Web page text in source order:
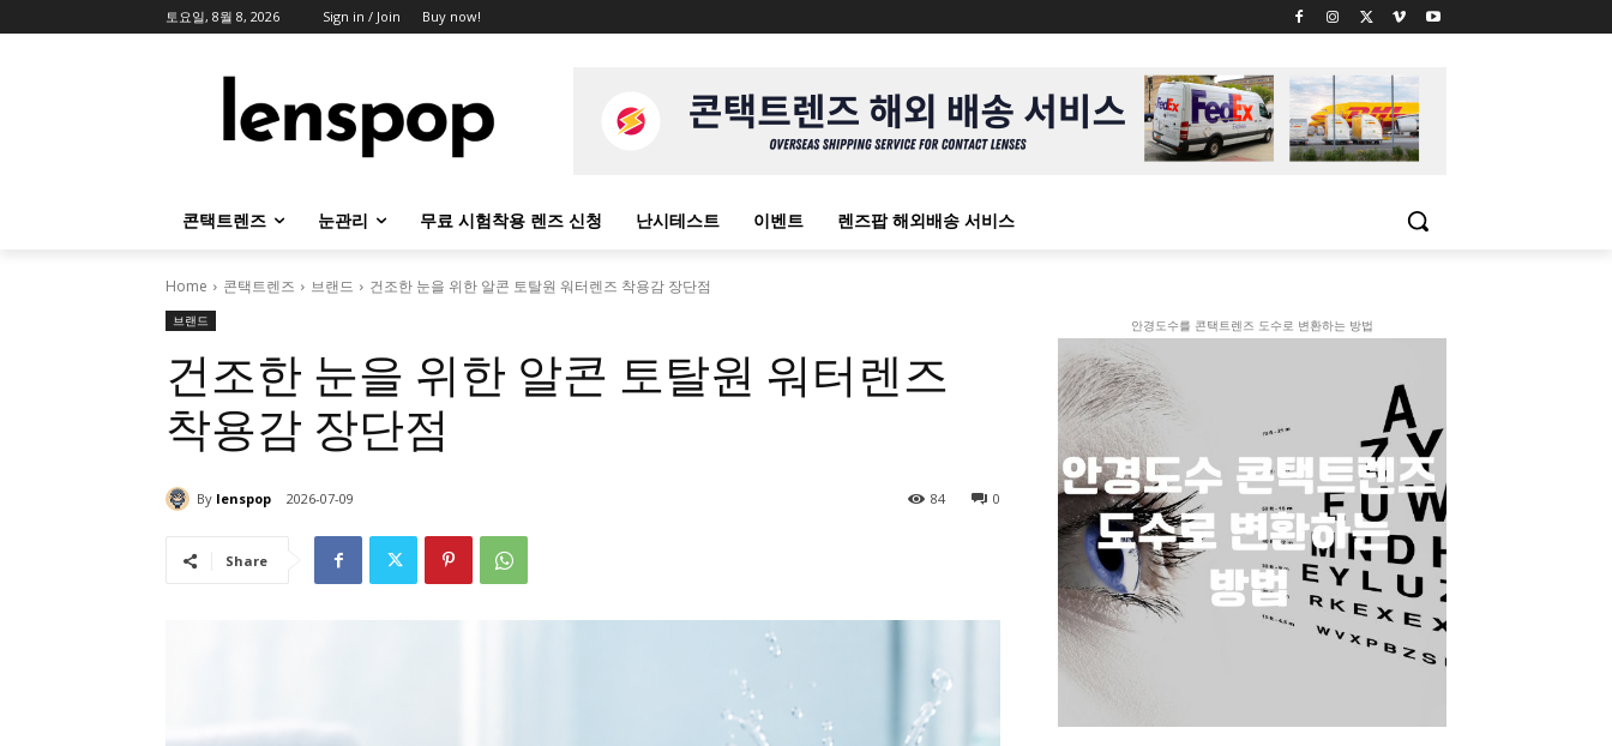
토요일, 8월 8, 2026 Sign in / Join Buy now!
콘택트렌즈 눈관리 무료 시험착용 렌즈 신청 난시테스트 이벤트 렌즈팝 해외배송 서비스
Home 콘택트렌즈 브랜드 건조한 눈을 위한 알콘 토탈원 워터렌즈 착용감 장단점
브랜드
건조한 눈을 위한 알콘 토탈원 워터렌즈
착용감 장단점
By lenspop 2026-07-09 0
84
Share
안경도수를 콘택트렌즈 도수로 변환하는 방법